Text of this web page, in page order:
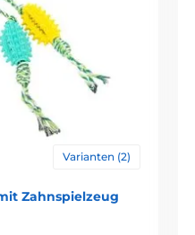
Varianten (2)
Zahnspielzeug